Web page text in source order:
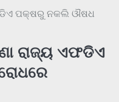
ପକ୍ଷରୁ ନକଲି ଔଷଧ
ରାଜ୍ୟ ଏଫଡିଏ